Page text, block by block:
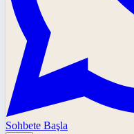
Sohbete Başla